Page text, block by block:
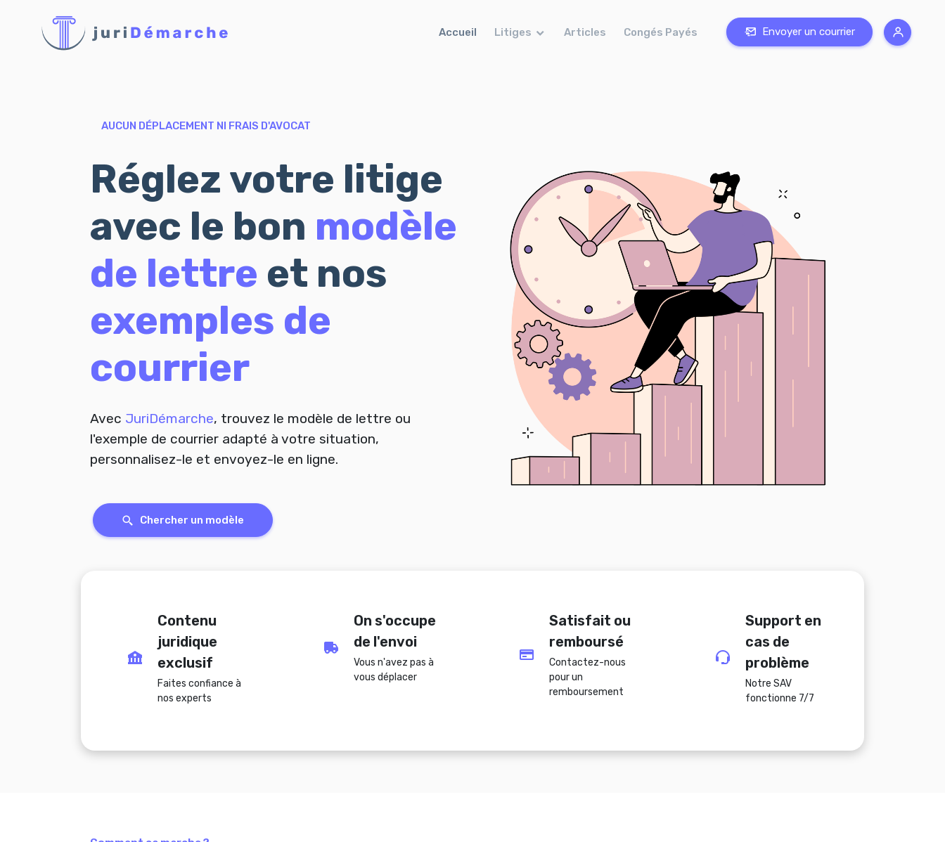
Accueil Litiges Articles Congés Payés Envoyer un courrier
AUCUN DÉPLACEMENT NI FRAIS D'AVOCAT
Réglez votre litige
avec le bon modèle
de lettre et nos
exemples de
courrier
Avec JuriDémarche, trouvez le modèle de lettre ou
l'exemple de courrier adapté à votre situation,
personnalisez-le et envoyez-le en ligne.
Chercher un modèle
Contenu
juridique
exclusif
Faites confiance à
nos experts
On s'occupe
de l'envoi
Vous n'avez pas à
vous déplacer
Satisfait ou
remboursé
Contactez-nous
pour un
remboursement
Support en
cas de
problème
Notre SAV
fonctionne 7/7